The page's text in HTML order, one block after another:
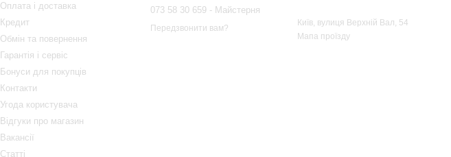
Оплата і доставка
Кредит
Обмін та повернення
Гарантія і сервіс
Бонуси для покупців
Контакти
Угода користувача
Відгуки про магазин
Вакансії
Статті
073 58 30 659 - Майстерня
Передзвонити вам?
Київ, вулиця Верхній Вал, 54
Мапа проїзду